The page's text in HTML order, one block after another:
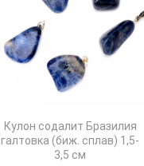
Кулон содалит Бразилия
галтовка (биж. сплав) 1,5-
3,5 см